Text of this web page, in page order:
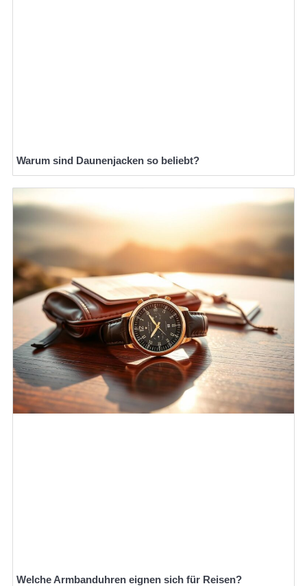
Warum sind Daunenjacken so beliebt?
Welche Armbanduhren eignen sich für Reisen?